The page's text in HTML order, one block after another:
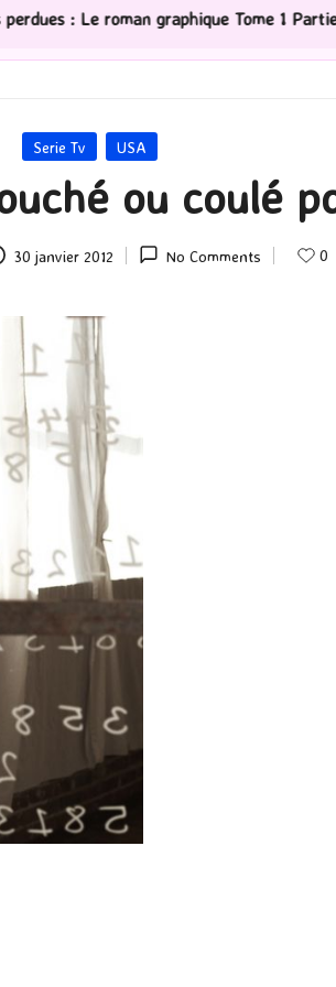
Tome 1 Partie 2 [Série
Posted
Serie Tv USA
ou coulé
30 janvier 2012 No Comments 0